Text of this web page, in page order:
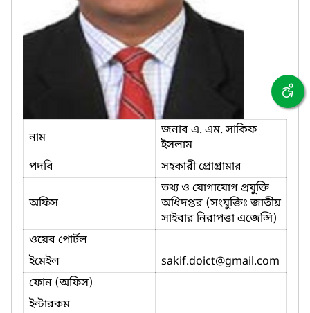
নাম
জনাব এ. এম. সাকিফ
ইসলাম
পদবি
সহকারী প্রোগ্রামার
অফিস
তথ্য ও যোগাযোগ প্রযুক্তি
অধিদপ্তর (সংযুক্তিঃ জাতীয়
সাইবার নিরাপত্তা এজেন্সি)
ওয়েব পোর্টল
ইমেইল
sakif.doict@gmail.com
ফোন (অফিস)
ইন্টারকম